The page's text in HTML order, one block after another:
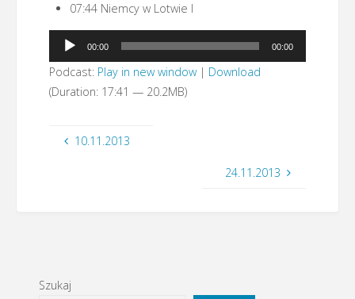
07:44 Niemcy w Lotwie I
Odtwarzacz
plików
dźwiękowych
00:00 00:00
Podcast: Play in new window| Download
(Duration: 17:41 — 20.2MB)
10.11.2013
24.11.2013
Szukaj